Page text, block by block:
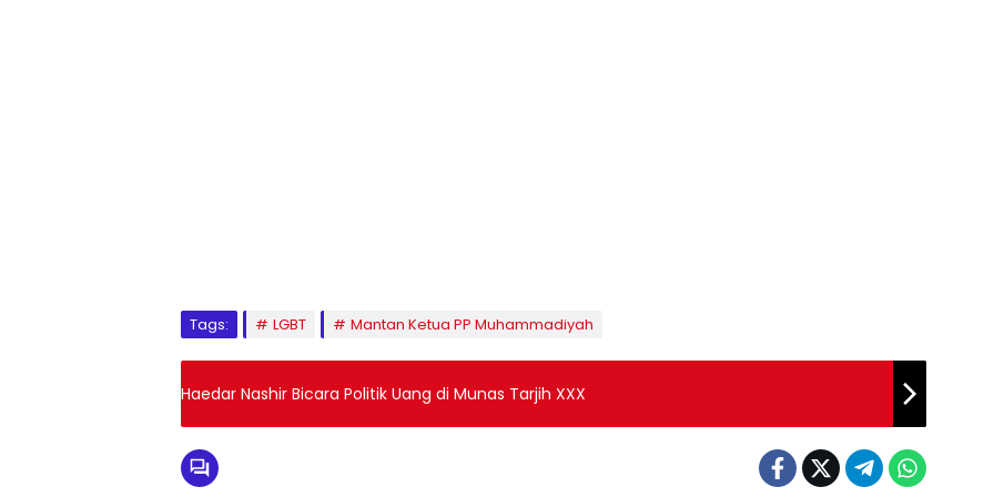
Tags: LGBT Mantan Ketua PP Muhammadiyah
Haedar Nashir Bicara Politik Uang di Munas Tarjih XXX